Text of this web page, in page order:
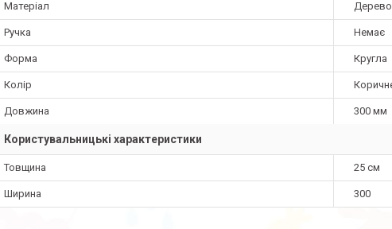
Матеріал Дерево
Ручка Немає
Форма Кругла
Колір
Довжина 300 мм
Користувальницькі характеристики
Товщина 25 см
Ширина 300